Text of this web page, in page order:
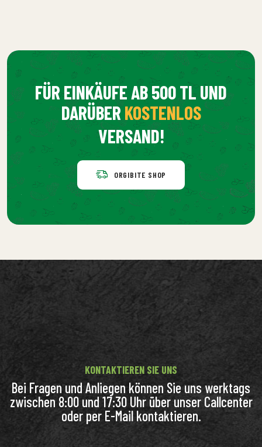
FÜR EINKÄUFE AB 500 TL UND
DARÜBERKOSTENLOS
VERSAND!
ORGIBITE SHOP
KONTAKTIEREN SIE UNS
Bei Fragen und Anliegen können Sie uns werktags
zwischen 8:00 und 17:30 Uhr über unser Callcenter
oder per E-Mail kontaktieren.